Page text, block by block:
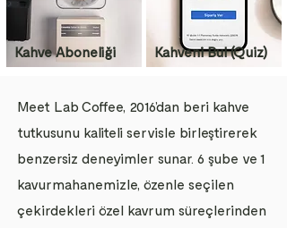
Kahve Aboneliği Kahveni Bul (Quiz)
Meet Lab Coffee, 2016’dan beri kahve
tutkusunu kaliteli servisle birleştirerek
benzersiz deneyimler sunar. 6 şube ve 1
kavurmahanemizle, özenle seçilen
çekirdekleri özel kavrum süreçlerinden